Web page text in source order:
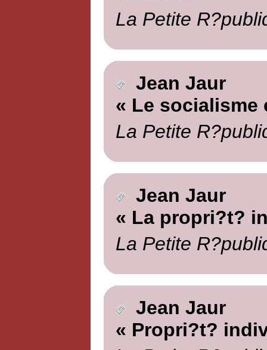
La Petite
Jean Jaur
« Le socialisme
La Petite
Jean Jaur
« La propri?t?
La Petite
Jean Jaur
« Propri?t?